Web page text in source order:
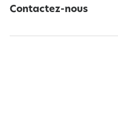
Contactez-nous